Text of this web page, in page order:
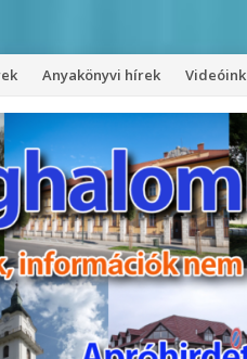
Anyakönyvi hírek Videóink